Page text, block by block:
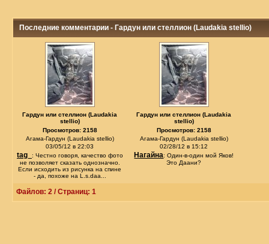
Последние комментарии - Гардун или стеллион (Laudakia stellio)
Гардун или стеллион (Laudakia
stellio)
Просмотров: 2158
Агама-Гардун (Laudakia stellio)
03/05/12 в 22:03
tag_
: Честно говоря, качество фото
не позволяет сказать однозначно.
Если исходить из рисунка на спине
- да, похоже на L.s.daa...
Гардун или стеллион (Laudakia
stellio)
Просмотров: 2158
Агама-Гардун (Laudakia stellio)
02/28/12 в 15:12
Нагайна: Один-в-один мой Яков!
Это Даани?
Файлов: 2 / Страниц: 1